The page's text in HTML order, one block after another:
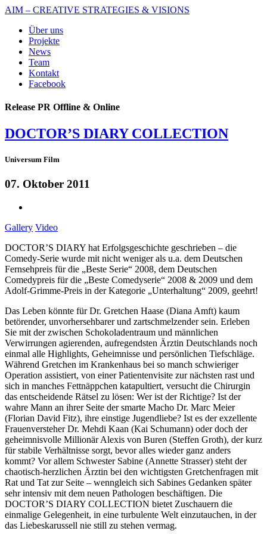
AIM – CREATIVE STRATEGIES & VISIONS
Über uns
Projekte
News
Team
Kontakt
Facebook
Release PR Offline & Online
DOCTOR’S DIARY COLLECTION
Universum Film
07. Oktober 2011
Gallery Video
DOCTOR’S DIARY hat Erfolgsgeschichte geschrieben – die
Comedy-Serie wurde mit nicht weniger als u.a. dem Deutschen
Fernsehpreis für die „Beste Serie“ 2008, dem Deutschen
Comedypreis für die „Beste Comedyserie“ 2008 & 2009 und dem
Adolf-Grimme-Preis in der Kategorie „Unterhaltung“ 2009, geehrt!
Das Leben könnte für Dr. Gretchen Haase (Diana Amft) kaum
betörender, unvorhersehbarer und zartschmelzender sein. Erleben
Sie mit der zwischen Schokoladentraum und männlichen
Verwirrungen agierenden, aufregendsten Ärztin Deutschlands noch
einmal alle Highlights, Geheimnisse und persönlichen Tiefschläge.
Während Gretchen im Krankenhaus bei so manch schwieriger
Operation assistiert, von einer Patientenvisite zur nächsten rast und
sich in manches Fettnäppchen katapultiert, versucht die Chirurgin
das entscheidende Rätsel zu lösen: Wer ist der Richtige? Ist der
wahre Mann an ihrer Seite der smarte Macho Dr. Marc Meier
(Florian David Fitz), ihre einstige Jugendliebe? Ist es der exzellente
Frauenversteher Dr. Mehdi Kaan (Kai Schumann) oder doch der
geheimnisvolle Millionär Alexis von Buren (Steffen Groth), der kurz
für stabile Verhältnisse sorgt, bevor alles wieder ganz anders
kommt? Vor allem Schwester Sabine (Annette Strasser) steht der
chaotisch-herzlichen Ärztin bei den wichtigsten Gretchenfragen mit
Rat und Tat zur Seite – wenngleich sich Sabines Gedanken später
sehr intensiv mit dem neuen Pathologen beschäftigen. Die
DOCTOR’S DIARY COLLECTION bietet Zuschauern die
einmalige Gelegenheit, in eine turbulente Welt einzutauchen, in der
das Liebeskarussell nie still zu stehen vermag.